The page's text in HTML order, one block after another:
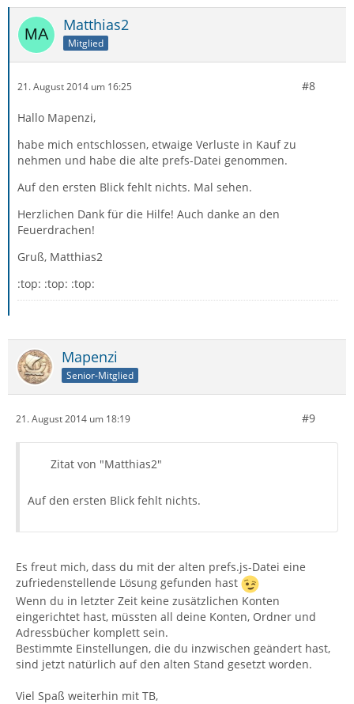
Matthias2
Mitglied
21. August 2014 um 16:25 #8
Hallo Mapenzi,
habe mich entschlossen, etwaige Verluste in Kauf zu
nehmen und habe die alte prefs-Datei genommen.
Auf den ersten Blick fehlt nichts. Mal sehen.
Herzlichen Dank für die Hilfe! Auch danke an den
Feuerdrachen!
Gruß, Matthias2
:top: :top: :top:
Mapenzi
Senior-Mitglied
21. August 2014 um 18:19 #9
Zitat von "Matthias2"
Auf den ersten Blick fehlt nichts.
Es freut mich, dass du mit der alten prefs.js-Datei eine
zufriedenstellende Lösung gefunden hast
Wenn du in letzter Zeit keine zusätzlichen Konten
eingerichtet hast, müssten all deine Konten, Ordner und
Adressbücher komplett sein.
Bestimmte Einstellungen, die du inzwischen geändert hast,
sind jetzt natürlich auf den alten Stand gesetzt worden.
Viel Spaß weiterhin mit TB,